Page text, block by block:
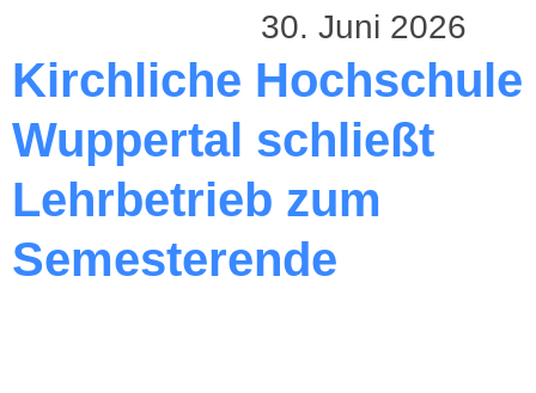
30. Juni 2026
Kirchliche Hochschule
Wuppertal schließt
Lehrbetrieb zum
Semesterende